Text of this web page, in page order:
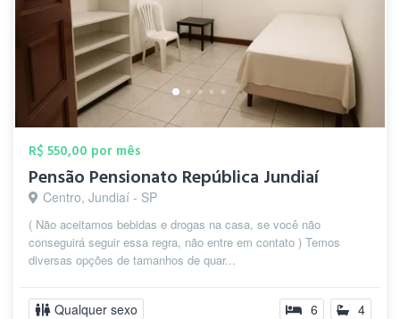
R$ 550,00 por mês
Pensão Pensionato República Jundiaí
Centro, Jundiaí - SP
( Não aceitamos bebidas e drogas na casa, se você não
conseguirá seguir essa regra, não entre em contato ) Temos
diversas opções de tamanhos de quar...
Qualquer sexo 6 4